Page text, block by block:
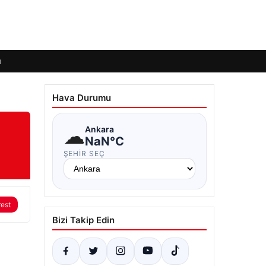
Hava Durumu
☁Ankara
NaN°C
ŞEHIR SEÇ
Bizi Takip Edin